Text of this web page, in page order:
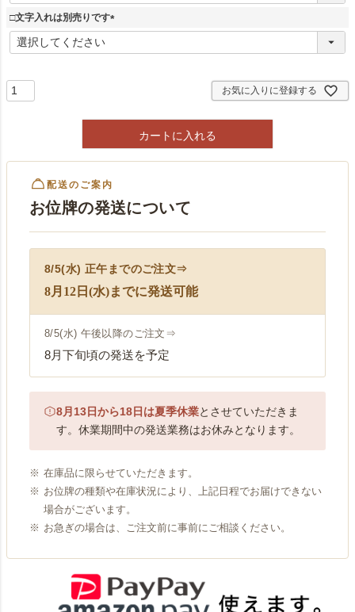
□文字入れは別売りです
(
お気に入りに登録する
カートに入れる
配送のご案内
お位牌の発送について
8/5(水) 正午までのご注文⇒
8月12日(水)までに発送可能
8/5(水) 午後以降のご注文⇒
8月下旬頃の発送を予定
8月13日から18日は夏季休業とさせていただきま
す。休業期間中の発送業務はお休みとなります。
在庫品に限らせていただきます。
お位牌の種類や在庫状況により、上記日程でお届けできない
場合がございます。
お急ぎの場合は、ご注文前に事前にご相談ください。